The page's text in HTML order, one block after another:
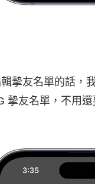
摯友名單的話，
摯友名單，不用還